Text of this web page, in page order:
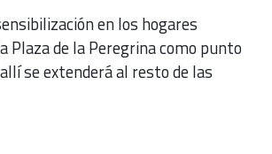
en los hogares
Plaza de la Peregrina como punto
se extenderá al resto de las